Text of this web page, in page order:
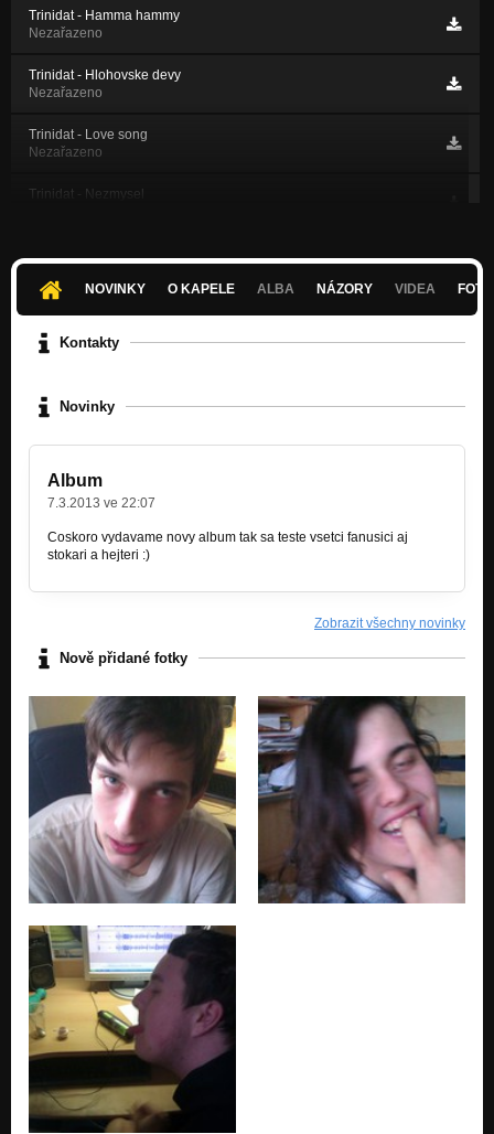
Trinidat - Hamma hammy
Nezařazeno
Trinidat - Hlohovske devy
Nezařazeno
Trinidat - Love song
Nezařazeno
Trinidat - Nezmysel
Trinidat - Tatko v tekvici
Nezařazeno
Nezařazeno
Nezařazeno
NOVINKY O KAPELE ALBA NÁZORY VIDEA
Kontakty
Novinky
Album
7.3.2013 ve 22:07
Coskoro vydavame novy album tak sa teste vsetci fanusici aj
stokari a hejteri :)
Zobrazit všechny novinky
Nově přidané fotky